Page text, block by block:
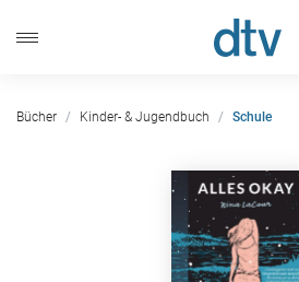
Bücher Kinder- & Jugendbuch Schule